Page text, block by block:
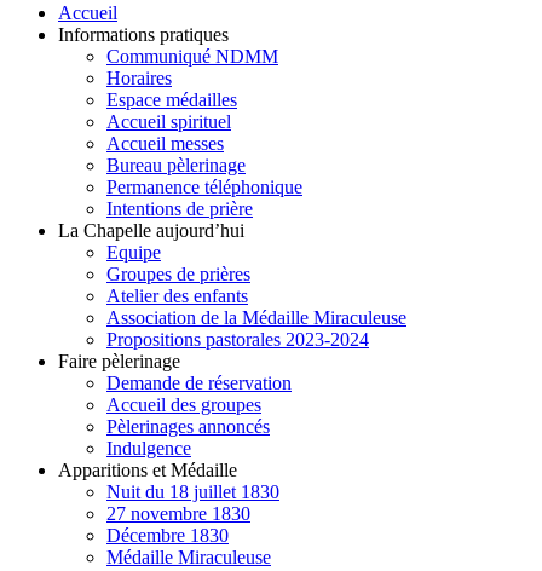
Accueil
Informations pratiques
Communiqué NDMM
Horaires
Espace médailles
Accueil spirituel
Accueil messes
Bureau pèlerinage
Permanence téléphonique
Intentions de prière
La Chapelle aujourd’hui
Equipe
Groupes de prières
Atelier des enfants
Association de la Médaille Miraculeuse
Propositions pastorales 2023-2024
Faire pèlerinage
Demande de réservation
Accueil des groupes
Pèlerinages annoncés
Indulgence
Apparitions et Médaille
Nuit du 18 juillet 1830
27 novembre 1830
Décembre 1830
Médaille Miraculeuse